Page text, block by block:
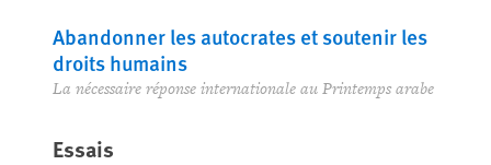
Abandonner les autocrates et soutenir les
droits humains
La nécessaire réponse internationale au Printemps arabe
Essais